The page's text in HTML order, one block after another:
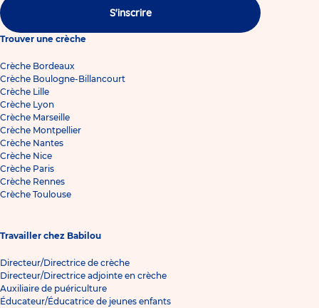
S'inscrire
Trouver une crèche
Crèche Bordeaux
Crèche Boulogne-Billancourt
Crèche Lille
Crèche Lyon
Crèche Marseille
Crèche Montpellier
Crèche Nantes
Crèche Nice
Crèche Paris
Crèche Rennes
Crèche Toulouse
Travailler chez Babilou
Directeur/Directrice de crèche
Directeur/Directrice adjointe en crèche
Auxiliaire de puériculture
Éducateur/Éducatrice de jeunes enfants